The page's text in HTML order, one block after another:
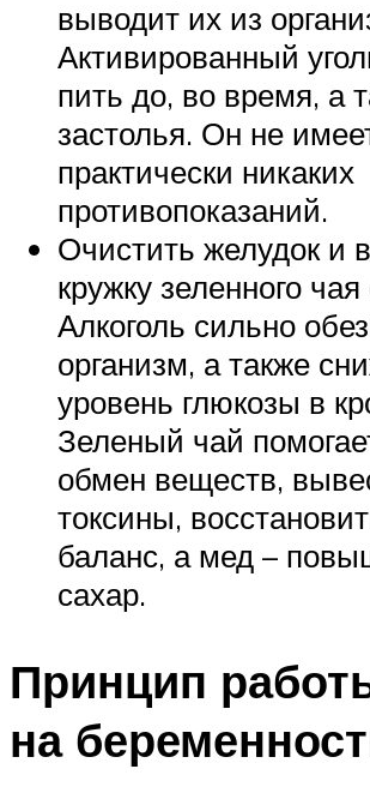
выводит их из
Активированный
пить до, во время, а
застолья. Он не
практически никаких
противопоказаний.
Очистить желудок и
кружку зеленного
Алкоголь сильно
организм, а также
уровень глюкозы в
Зеленый чай
обмен веществ,
токсины,
баланс, а мед –
сахар.
Принцип
на